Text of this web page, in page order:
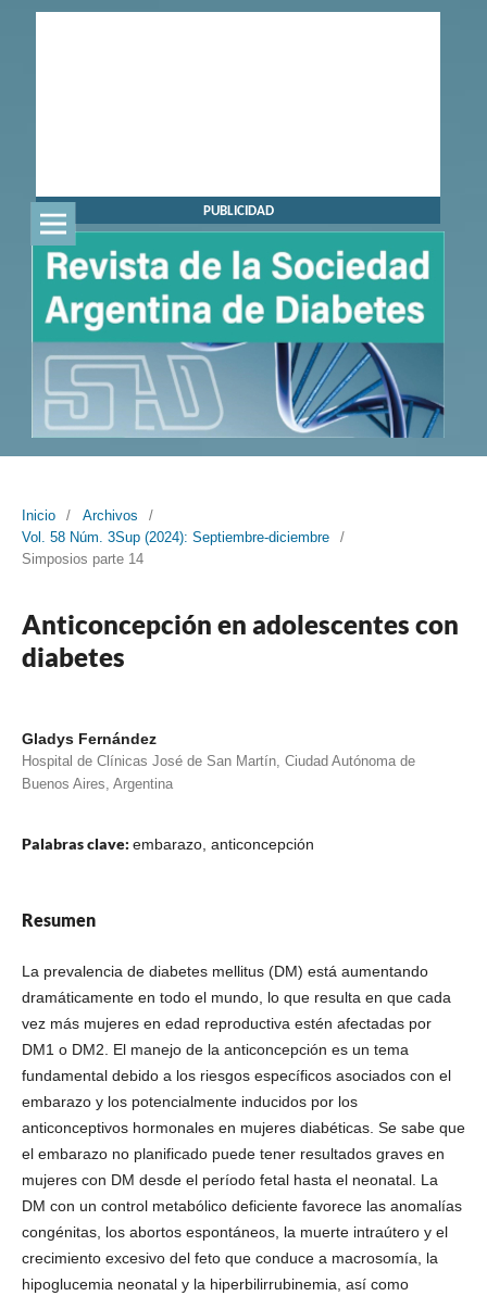
PUBLICIDAD
Inicio / Archivos
/
Vol. 58 Núm. 3Sup (2024): Septiembre-diciembre
/
Simposios parte 14
Anticoncepción en adolescentes con
diabetes
Gladys Fernández
Hospital de Clínicas José de San Martín, Ciudad Autónoma de
Buenos Aires, Argentina
Palabras clave: embarazo, anticoncepción
Resumen
La prevalencia de diabetes mellitus (DM) está aumentando
dramáticamente en todo el mundo, lo que resulta en que cada
vez más mujeres en edad reproductiva estén afectadas por
DM1 o DM2. El manejo de la anticoncepción es un tema
fundamental debido a los riesgos específicos asociados con el
embarazo y los potencialmente inducidos por los
anticonceptivos hormonales en mujeres diabéticas. Se sabe que
el embarazo no planificado puede tener resultados graves en
mujeres con DM desde el período fetal hasta el neonatal. La
DM con un control metabólico deficiente favorece las anomalías
congénitas, los abortos espontáneos, la muerte intraútero y el
crecimiento excesivo del feto que conduce a macrosomía, la
hipoglucemia neonatal y la hiperbilirrubinemia, así como